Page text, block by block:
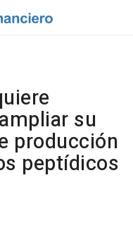
su
producción
peptídicos